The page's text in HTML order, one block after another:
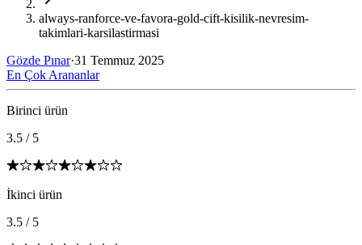
always-ranforce-ve-favora-gold-cift-kisilik-nevresim-
takimlari-karsilastirmasi
Gözde Pınar·31 Temmuz 2025
En Çok Arananlar
Birinci ürün
3.5 / 5
İkinci ürün
3.5 / 5